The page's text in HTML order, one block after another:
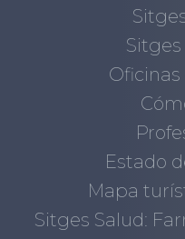
Sitges
Estado
Mapa
Sitges Salud: